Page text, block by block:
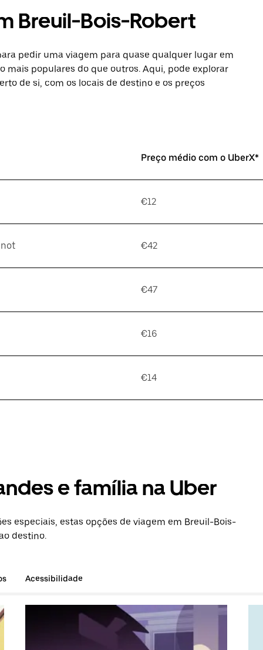
Breuil-Bois-Robert
pedir uma viagem para quase qualquer lugar em
mais populares do que outros. Aqui, pode explorar
de si, com os locais de destino e os preços
Preço médio com o UberX*
€12
€42
€47
€16
€14
e família na Uber
especiais, estas opções de viagem em Breuil-Bois-
destino.
Acessibilidade